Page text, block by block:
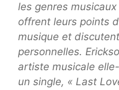
les genres musicaux
offrent leurs points
musique et
personnelles.
artiste musicale
un single, « Last